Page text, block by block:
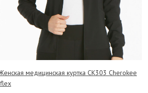
медицинская куртка CK303 Cherokee